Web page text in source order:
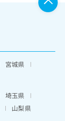
宮城県
埼玉県
山梨県